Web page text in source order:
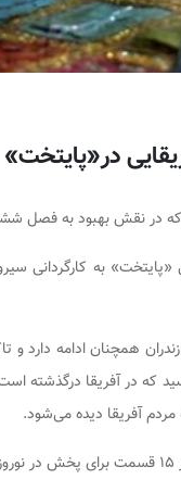
در«پایتخت»
در نقش بهبود به فصل
در آفریقا درگذشته
آفریقا دیده می‌شود.